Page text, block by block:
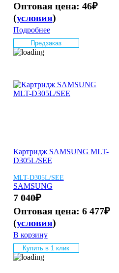
Оптовая цена: 46₽
(условия)
Подробнее
Предзаказ
Картридж SAMSUNG MLT-
D305L/SEE
MLT-D305L/SEE
SAMSUNG
7 040₽
Оптовая цена: 6 477₽
(условия)
В корзину
Купить в 1 клик